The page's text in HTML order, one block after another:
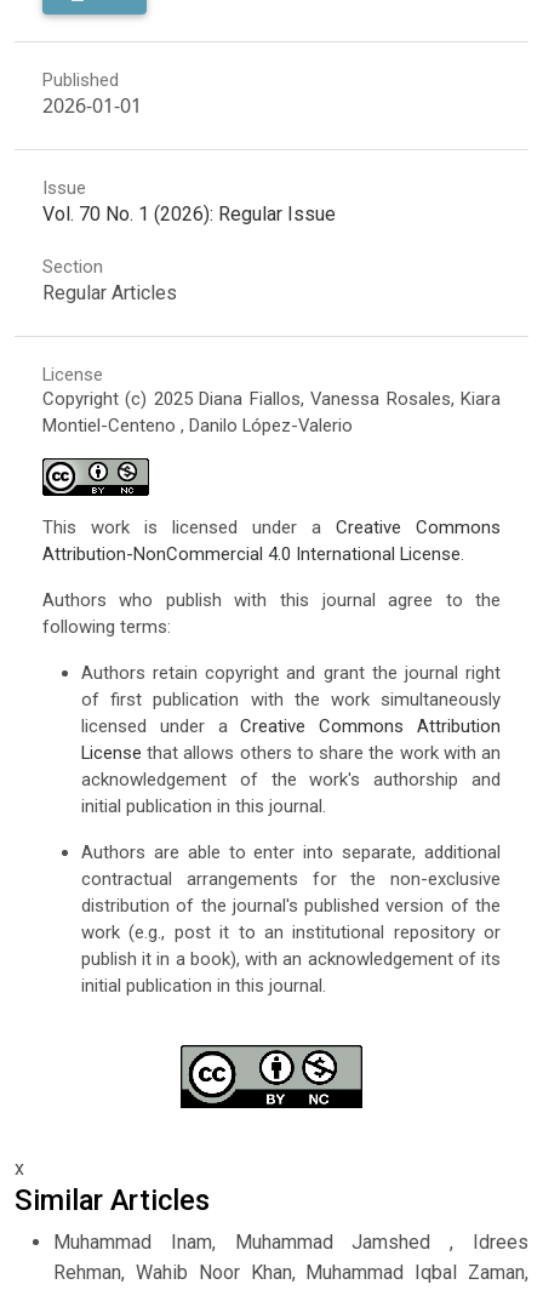
Published
2026-01-01
Issue
Vol. 70 No. 1 (2026): Regular Issue
Section
Regular Articles
License
Copyright (c) 2025 Diana Fiallos, Vanessa Rosales, Kiara
Montiel-Centeno , Danilo López-Valerio
This work is licensed under aCreative Commons
Attribution-NonCommercial 4.0 International License
Authors who publish with this journal agree to the
following terms:
Authors retain copyright and grant the journal right
of first publication with the work simultaneously
licensed under aCreative Commons Attribution
License that allows others to share the work with an
acknowledgement of the work's authorship and
initial publication in this journal.
Authors are able to enter into separate, additional
contractual arrangements for the non-exclusive
distribution of the journal's published version of the
work (e.g., post it to an institutional repository or
publish it in a book), with an acknowledgement of its
initial publication in this journal.
x
Similar Articles
Muhammad Inam, Muhammad Jamshed , Idrees
Rehman, Wahib Noor Khan, Muhammad Iqbal Zaman,